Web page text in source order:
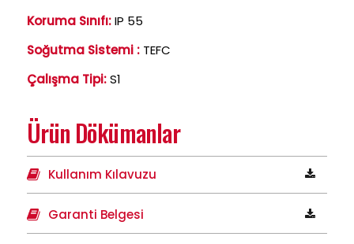
Koruma Sınıfı:IP 55
Soğutma Sistemi : TEFC
Çalışma Tipi:S1
Ürün Dökümanlar
Kullanım Kılavuzu
Garanti Belgesi